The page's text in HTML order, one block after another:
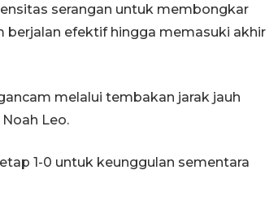
serangan untuk membongkar
berjalan efektif hingga memasuki akhir
melalui tembakan jarak jauh
Leo.
1-0 untuk keunggulan sementara
19 February 2026 19:47 WIB